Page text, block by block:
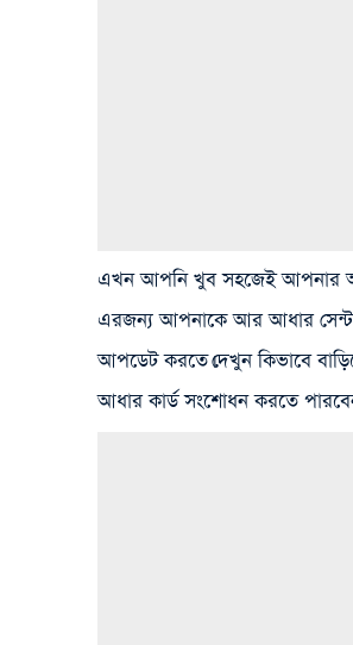
এখন আপনি খুব সহজেই আপনার
এরজন্য আপনাকে আর আধার
আপডেট করতে।দেখুন কিভাবে
আধার কার্ড সংশোধন করতে